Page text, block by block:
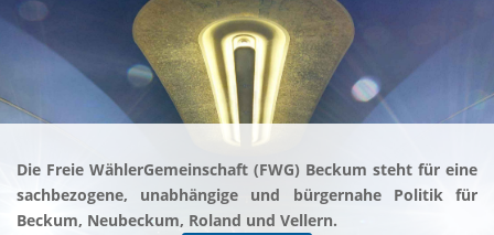
Die Freie WählerGemeinschaft (FWG) Beckum steht für eine
sachbezogene, unabhängige und bürgernahe Politik für
Beckum, Neubeckum, Roland und Vellern.